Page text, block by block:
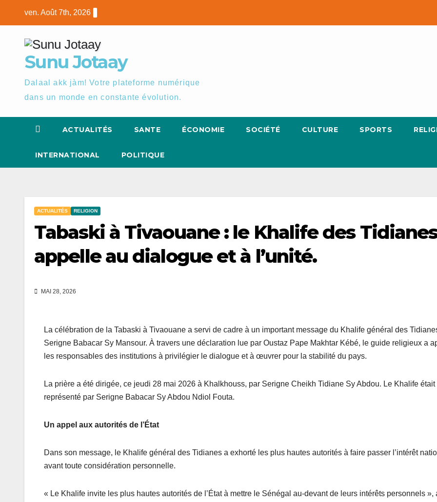
ven. Août 7th, 2026
Sunu Jotaay
Dalaal akk jàm! Votre plateforme numérique
dans un monde en constante évolution.
ACTUALITÉS SANTE ÉCONOMIE SOCIÉTÉ CULTURE SPORTS
INTERNATIONAL POLITIQUE
ACTUALITÉS RELIGION
Tabaski à Tivaouane : le Khalife des
appelle au dialogue et à l’unité.
MAI 28, 2026
La célébration de la Tabaski à Tivaouane a servi de cadre à un important message du Khalife général des
Serigne Babacar Sy Mansour. À travers une déclaration lue par Oustaz Pape Makhtar Kébé, le guide religieux a
les responsables des institutions à privilégier le dialogue et à œuvrer pour la stabilité du pays.
La prière a été dirigée, ce jeudi 28 mai 2026 à Khalkhouss, par Serigne Cheikh Tidiane Sy Abdou. Le Khalife était
représenté par Serigne Babacar Sy Abdou Ndiol Fouta.
Un appel aux autorités de l’État
Dans son message, le Khalife général des Tidianes a exhorté les plus hautes autorités à faire passer l’intérêt
avant toute considération personnelle.
« Le Khalife invite les plus hautes autorités de l’État à mettre le Sénégal au-devant de leurs intérêts personnels »,